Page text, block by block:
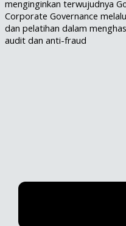
menginginkan terwujudnya
Corporate Governance
dan pelatihan dalam
audit dan anti-fraud